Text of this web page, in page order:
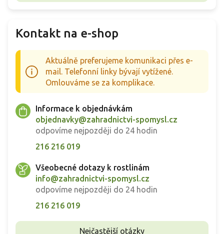
Kontakt na e-shop
Aktuálně preferujeme komunikaci přes e-
mail. Telefonní linky bývají vytížené.
Omlouváme se za komplikace.
Informace k objednávkám
objednavky@zahradnictvi-spomysl.cz
odpovíme nejpozději do 24 hodin
216 216 019
Všeobecné dotazy k rostlinám
info@zahradnictvi-spomysl.cz
odpovíme nejpozději do 24 hodin
216 216 019
Nejčastější otázky